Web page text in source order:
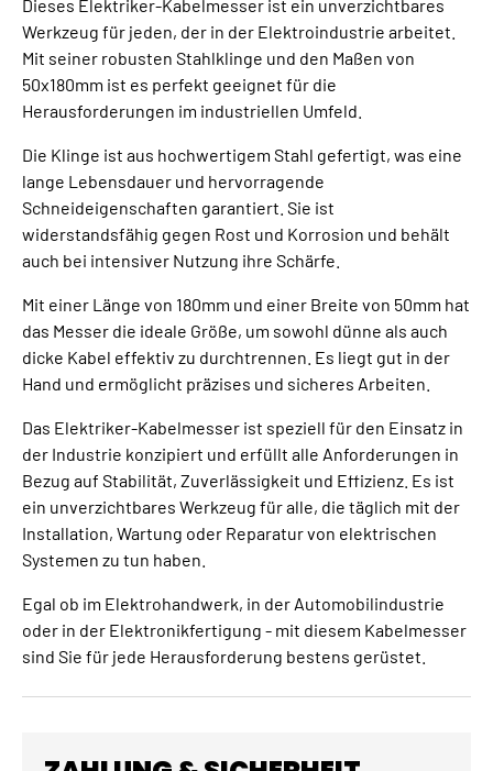
Dieses Elektriker-Kabelmesser ist ein unverzichtbares
Werkzeug für jeden, der in der Elektroindustrie arbeitet.
Mit seiner robusten Stahlklinge und den Maßen von
50x180mm ist es perfekt geeignet für die
Herausforderungen im industriellen Umfeld.
Die Klinge ist aus hochwertigem Stahl gefertigt, was eine
lange Lebensdauer und hervorragende
Schneideigenschaften garantiert. Sie ist
widerstandsfähig gegen Rost und Korrosion und behält
auch bei intensiver Nutzung ihre Schärfe.
Mit einer Länge von 180mm und einer Breite von 50mm hat
das Messer die ideale Größe, um sowohl dünne als auch
dicke Kabel effektiv zu durchtrennen. Es liegt gut in der
Hand und ermöglicht präzises und sicheres Arbeiten.
Das Elektriker-Kabelmesser ist speziell für den Einsatz in
der Industrie konzipiert und erfüllt alle Anforderungen in
Bezug auf Stabilität, Zuverlässigkeit und Effizienz. Es ist
ein unverzichtbares Werkzeug für alle, die täglich mit der
Installation, Wartung oder Reparatur von elektrischen
Systemen zu tun haben.
Egal ob im Elektrohandwerk, in der Automobilindustrie
oder in der Elektronikfertigung - mit diesem Kabelmesser
sind Sie für jede Herausforderung bestens gerüstet.